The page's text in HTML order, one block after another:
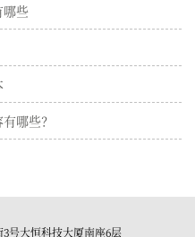
哪些
哪些？
号大恒科技大厦南座6层